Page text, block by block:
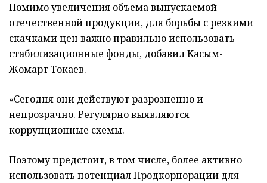
Помимо увеличения объема выпускаемой
отечественной продукции, для борьбы с резкими
скачками цен важно правильно использовать
стабилизационные фонды, добавил Касым-
Жомарт Токаев.
«Сегодня они действуют разрозненно и
непрозрачно. Регулярно выявляются
коррупционные схемы.
Поэтому предстоит, в том числе, более активно
использовать потенциал Продкорпорации для